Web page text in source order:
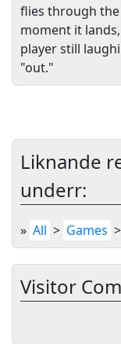
flies through the
moment it
player still
"out."
Liknande
underr:
» All > Games >
Visitor